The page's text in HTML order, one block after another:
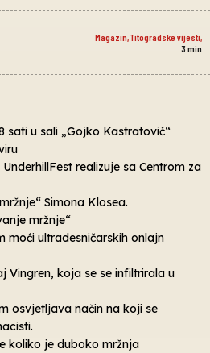
Magazin Titogradske vijesti
3 min
sati u sali „Gojko Kastratović“
realizuje sa Centrom za
Simona Klosea.
mržnje“
moći ultradesničarskih onlajn
Vingren, koja se se infiltrirala u
osvjetljava način na koji se
koliko je duboko mržnja